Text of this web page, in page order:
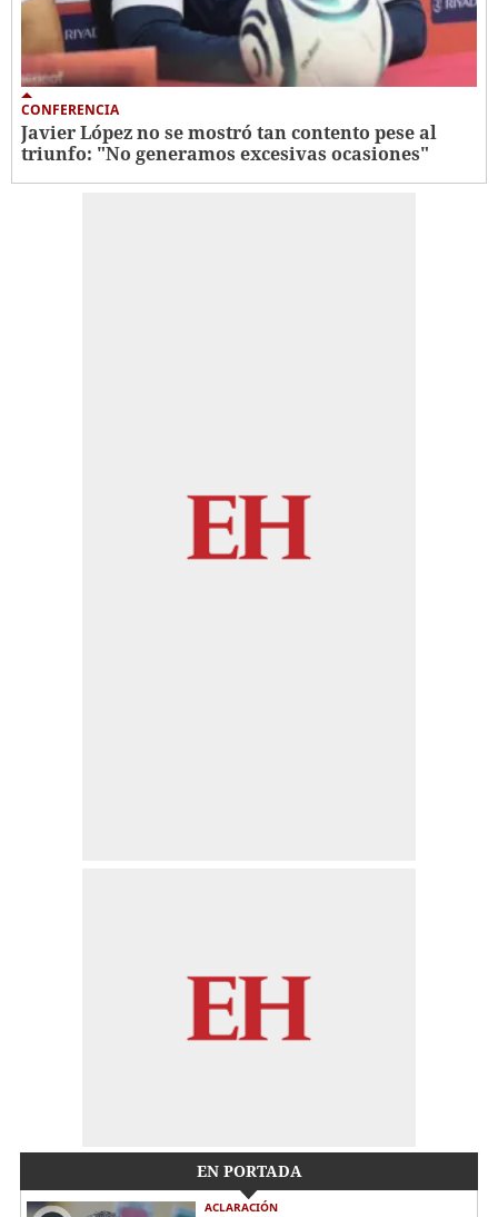
CONFERENCIA
Javier López no se mostró tan contento pese al
triunfo: "No generamos excesivas ocasiones"
EN PORTADA
ACLARACIÓN